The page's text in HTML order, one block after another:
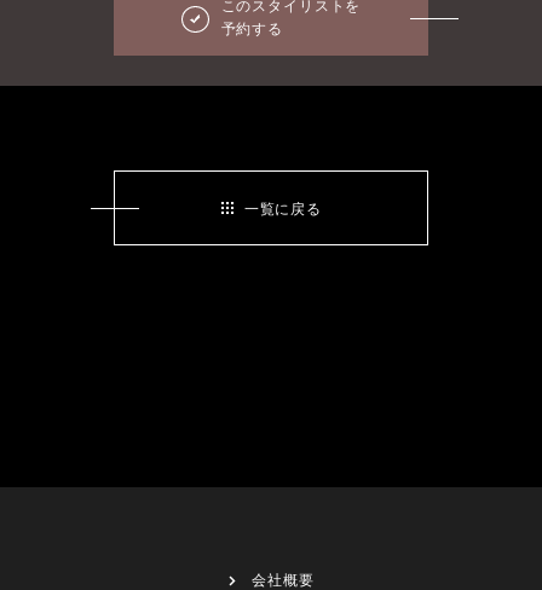
このスタイリストを
予約する
一覧に戻る
会社概要